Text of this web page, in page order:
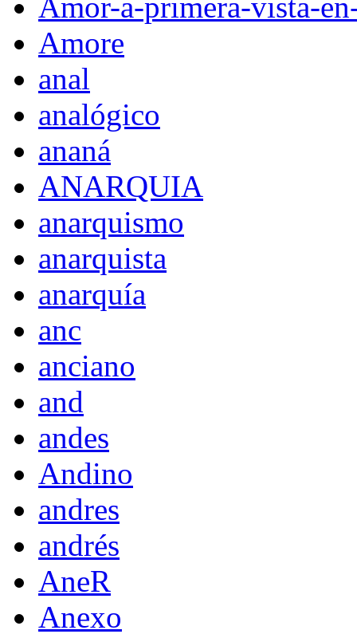
Amor-a-primera-vista-
Amore
anal
analógico
ananá
ANARQUIA
anarquismo
anarquista
anarquía
anc
anciano
and
andes
Andino
andres
andrés
AneR
Anexo